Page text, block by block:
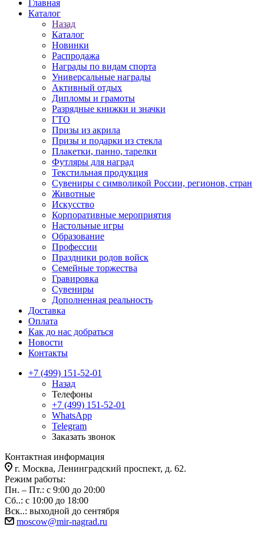
Главная
Каталог
Назад
Каталог
Новинки
Распродажа
Награды по видам спорта
Универсальные награды
Активный отдых
Дипломы и грамоты
Разрядные книжки и значки
ГТО
Призы из акрила
Призы и подарки из стекла
Плакетки, панно, тарелки
Футляры для наград
Текстильная продукция
Сувениры с символикой России, регионов, стран
Животные
Искусство
Корпоративные мероприятия
Настольные игры
Образование
Профессии
Праздники родов войск
Семейные торжества
Гравировка
Сувениры
Дополненная реальность
Доставка
Оплата
Как до нас добраться
Новости
Контакты
+7 (499) 151-52-01
Назад
Телефоны
+7 (499) 151-52-01
WhatsApp
Telegram
Заказать звонок
Контактная информация
г. Москва, Ленинградский проспект, д. 62.
Режим работы:
Пн. – Пт.: с 9:00 до 20:00
Сб..: с 10:00 до 18:00
Вск..: выходной до сентября
moscow@mir-nagrad.ru